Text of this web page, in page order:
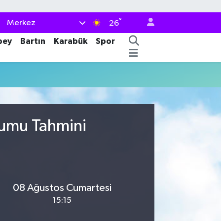
Merkez 26°
Bartın Karabük
Spor
Tahmini
08 Ağustos Cumartesi
15:15